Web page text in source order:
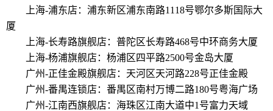
上海-浦东店：浦东新区浦东南路1118号鄂尔多斯国际大
厦
上海-长寿路旗舰店：普陀区长寿路468号中环商务大厦
上海-杨浦旗舰店：杨浦区四平路2500号金岛大厦
广州-正佳金殿旗舰店：天河区天河路228号正佳金殿
广州-番禺连锁店：番禺区南村万博二路180号粤海广场
广州-江南西旗舰店：海珠区江南大道中1号富力天域